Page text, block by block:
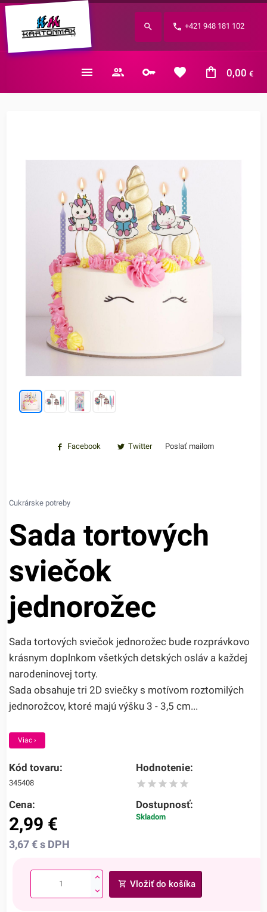
+421 948 181 102
0,00 €
Zabudnuté heslo?
E-mail
Facebook Twitter Poslať mailom
Cukrárske potreby
Sada tortových
sviečok
jednorožec
Sada tortových sviečok jednorožec bude rozprávkovo
krásnym doplnkom všetkých detských osláv a každej
narodeninovej torty.
Sada obsahuje tri 2D sviečky s motívom roztomilých
jednorožcov, ktoré majú výšku 3 - 3,5 cm...
Viac ›
Kód tovaru:
345408
Hodnotenie:
Cena:
2,99 €
3,67€ s DPH
Dostupnosť:
Skladom
Vložiť do košíka